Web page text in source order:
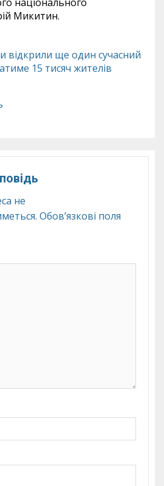
Микитин.
відкрили ще один сучасний
15 тисяч жителів
не
Обов’язкові поля